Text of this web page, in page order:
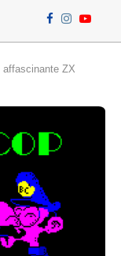
affascinante ZX